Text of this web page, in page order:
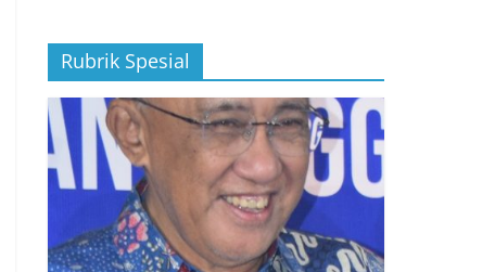
Rubrik Spesial